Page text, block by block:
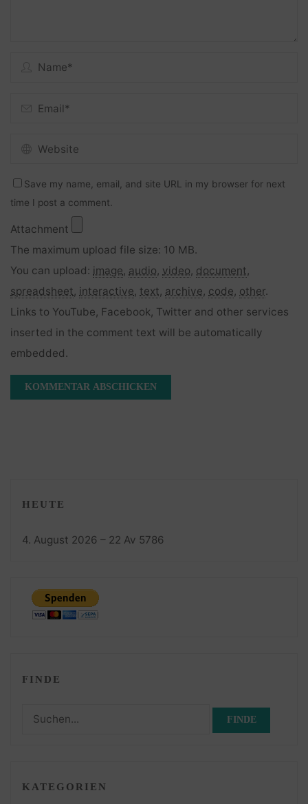
Save my name, email, and site URL in my browser for next
time I post a comment.
Attachment
The maximum upload file size: 10 MB.
You can upload: image, audio, video, document,
spreadsheet, interactive, text, archive, code, other.
Links to YouTube, Facebook, Twitter and other services
inserted in the comment text will be automatically
embedded.
HEUTE
4. August 2026 – 22 Av 5786
FINDE
Suchen
KATEGORIEN